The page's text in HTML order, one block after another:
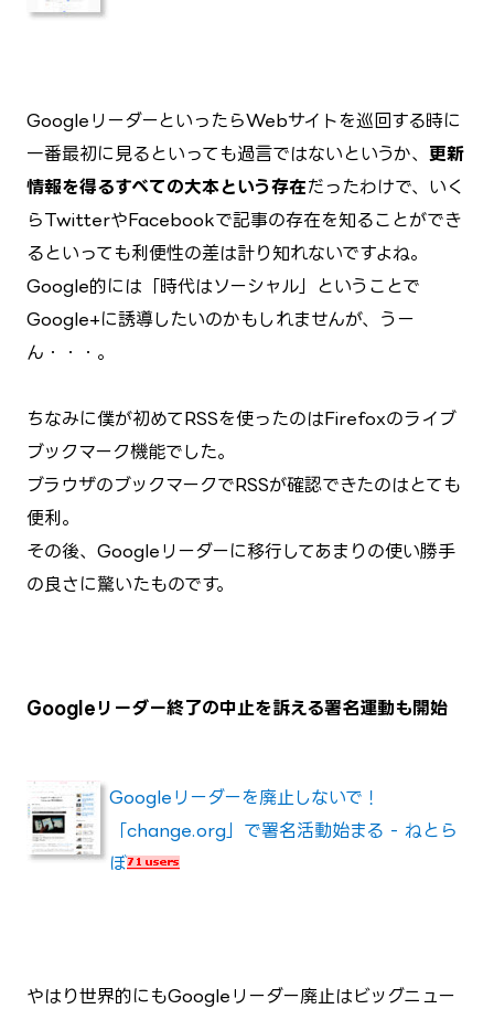
GoogleリーダーといったらWebサイトを巡回する時に
一番最初に見るといっても過言ではないというか、 更新
情報を得るすべての大本という存在だったわけで、いく
らTwitterやFacebookで記事の存在を知ることができ
るといっても利便性の差は計り知れないですよね。
Google的には「時代はソーシャル」ということで
Google+に誘導したいのかもしれませんが、うー
ん・・・。
ちなみに僕が初めてRSSを使ったのはFirefoxのライブ
ブックマーク機能でした。
ブラウザのブックマークでRSSが確認できたのはとても
便利。
その後、Googleリーダーに移行してあまりの使い勝手
の良さに驚いたものです。
Googleリーダー終了の中止を訴える署名運動も開始
Googleリーダーを廃止しないで！
「change.org」で署名活動始まる - ねとら
ぼ
やはり世界的にもGoogleリーダー廃止はビッグニュー